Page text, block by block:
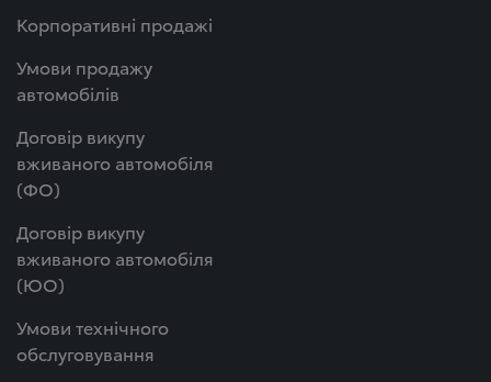
Корпоративні продажі
Умови продажу
автомобілів
Договір викупу
вживаного автомобіля
(ФО)
Договір викупу
вживаного автомобіля
(ЮО)
Умови технічного
обслуговування